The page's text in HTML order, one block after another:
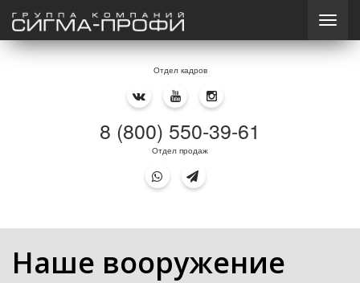
Отдел кадров
8 (800) 550-39-61
Отдел продаж
Наше вооружение